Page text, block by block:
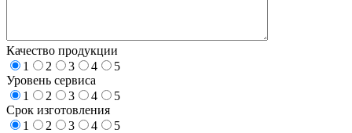
Качество продукции
1
2 3 4
5
Уровень сервиса
1
2 3 4
5
Срок изготовления
1
2 3 4
5